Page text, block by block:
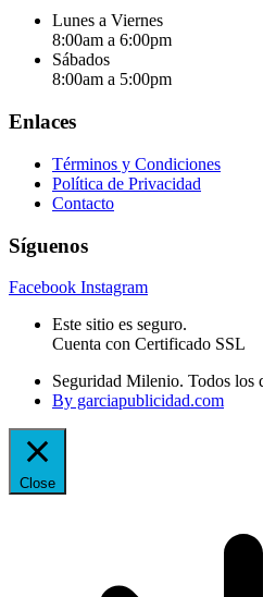
Lunes a Viernes
8:00am a 6:00pm
Sábados
8:00am a 5:00pm
Enlaces
Términos y Condiciones
Política de Privacidad
Contacto
Síguenos
Facebook Instagram
Este sitio es seguro.
Cuenta con Certificado SSL
Seguridad Milenio. Todos los
By garciapublicidad.com
Close